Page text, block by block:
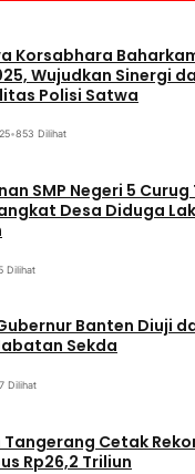
Korsabhara
Wujudkan Sinergi
Polisi Satwa
•853 Dilihat
SMP Negeri 5
Desa Diduga
Dilihat
Banten Diuji
Sekda
Dilihat
Cetak
Rp26,2 Triliun